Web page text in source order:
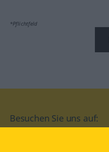
*Pflichtfeld
Besuchen Sie uns auf: